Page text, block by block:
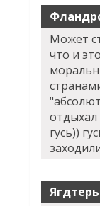
Может
что и
гусь))